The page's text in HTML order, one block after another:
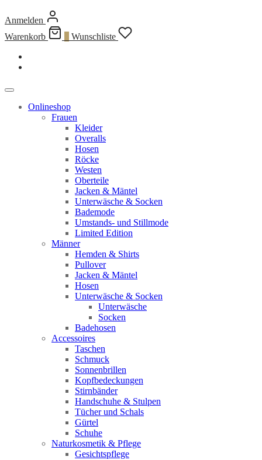
Anmelden
Warenkorb
Wunschliste
Onlineshop
Frauen
Kleider
Overalls
Hosen
Röcke
Westen
Oberteile
Jacken & Mäntel
Unterwäsche & Socken
Bademode
Umstands- und Stillmode
Limited Edition
Männer
Hemden & Shirts
Pullover
Jacken & Mäntel
Hosen
Unterwäsche & Socken
Unterwäsche
Socken
Badehosen
Accessoires
Taschen
Schmuck
Sonnenbrillen
Kopfbedeckungen
Stirnbänder
Handschuhe & Stulpen
Tücher und Schals
Gürtel
Schuhe
Naturkosmetik & Pflege
Gesichtspflege